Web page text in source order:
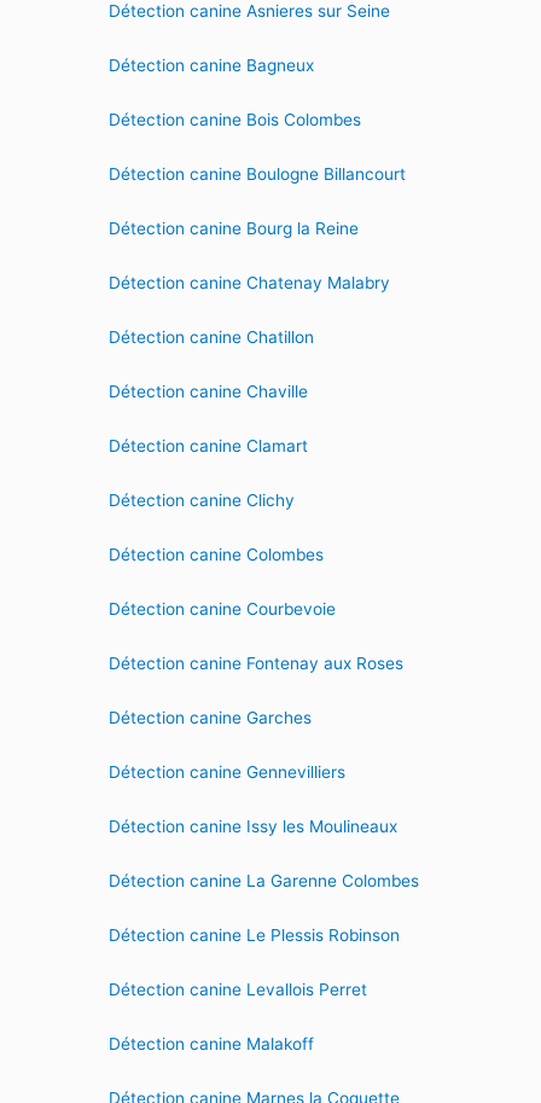
Détection canine Asnieres sur Seine
Détection canine Bagneux
Détection canine Bois Colombes
Détection canine Boulogne Billancourt
Détection canine Bourg la Reine
Détection canine Chatenay Malabry
Détection canine Chatillon
Détection canine Chaville
Détection canine Clamart
Détection canine Clichy
Détection canine Colombes
Détection canine Courbevoie
Détection canine Fontenay aux Roses
Détection canine Garches
Détection canine Gennevilliers
Détection canine Issy les Moulineaux
Détection canine La Garenne Colombes
Détection canine Le Plessis Robinson
Détection canine Levallois Perret
Détection canine Malakoff
Détection canine Marnes la Coquette